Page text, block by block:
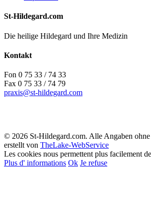
St-Hildegard.com
Die heilige Hildegard und Ihre Medizin
Kontakt
Fon 0 75 33 / 74 33
Fax 0 75 33 / 74 79
praxis@st-hildegard.com
© 2026 St-Hildegard.com. Alle Angaben
erstellt von TheLake-WebService
Les cookies nous permettent plus facilement
Plus d' informations Ok Je refuse